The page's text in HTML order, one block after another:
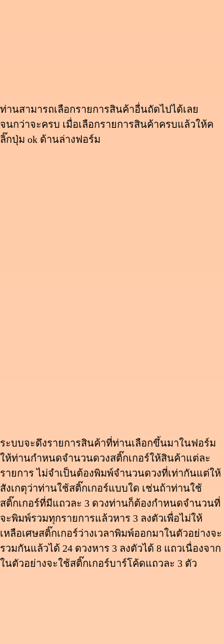
ท่านสามารถเลือกรายการสินค้าอื่นถัดไปได้เลย
จนกว่าจะครบ เมื่อเลือกรายการสินค้าครบแล้วให้ค
ลิ๊กปุ่ม ok ด้านล่างฟอร์ม
ระบบจะดึงรายการสินค้าที่ท่านเลือกขึ้นมาในฟอร์ม
ให้ท่านกำหนดจำนวนดวงสติ๊กเกอร์ให้สินค้าแต่ละ
รายการ ไม่จำเป็นต้องพิมพ์จำนวนดวงที่เท่ากันแต่ให้
สังเกตุว่าท่านใช้สติ๊กเกอร์แบบใด เช่นถ้าท่านใช้
สติ๊กเกอร์ที่มีแถวละ 3 ดวงท่านก็ต้องกำหนดจำนวนที่
จะพิมพ์รวมทุกรายการแล้วหาร 3 ลงตัวเพื่อไม่ให้
เหลือเศษสติ๊กเกอร์ว่างเวลาพิมพ์ออกมาในตัวอย่างจะ
รวมกันแล้วได้ 24 ดวงหาร 3 ลงตัวได้ 8 แถวเนื่องจาก
ในตัวอย่างจะใช้สติ๊กเกอร์บาร์โค้ดแถวละ 3 ตัว